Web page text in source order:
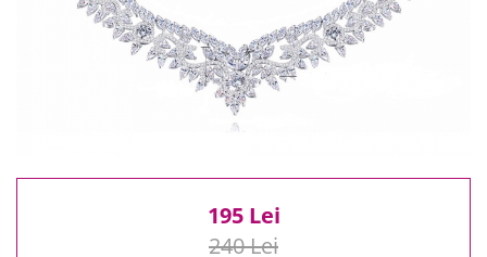
Cele mai votate
300 Lei - 500 Lei
195 Lei
240 Lei